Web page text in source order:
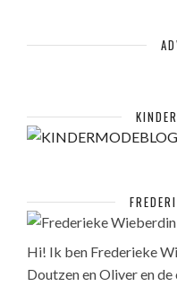
Hi! Ik ben Frederieke
Doutzen en Oliver en